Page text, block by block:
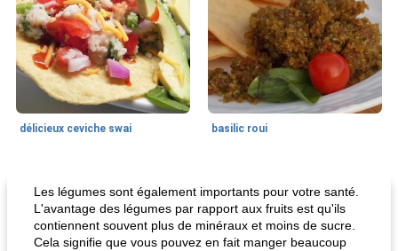
délicieux ceviche swai basilic roui
Les légumes sont également importants pour votre santé.
L'avantage des légumes par rapport aux fruits est qu'ils
contiennent souvent plus de minéraux et moins de sucre.
Cela signifie que vous pouvez en fait manger beaucoup